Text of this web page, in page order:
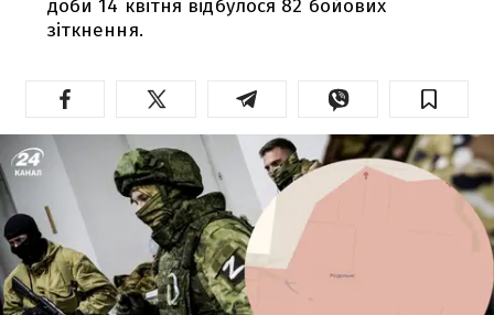
доби 14 квітня відбулося 82 бойових
зіткнення.